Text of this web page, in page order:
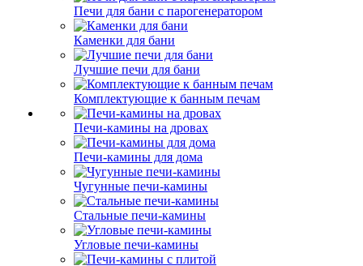
Печи для бани с парогенератором
Каменки для бани
Лучшие печи для бани
Комплектующие к банным печам
Печи-камины на дровах
Печи-камины для дома
Чугунные печи-камины
Стальные печи-камины
Угловые печи-камины